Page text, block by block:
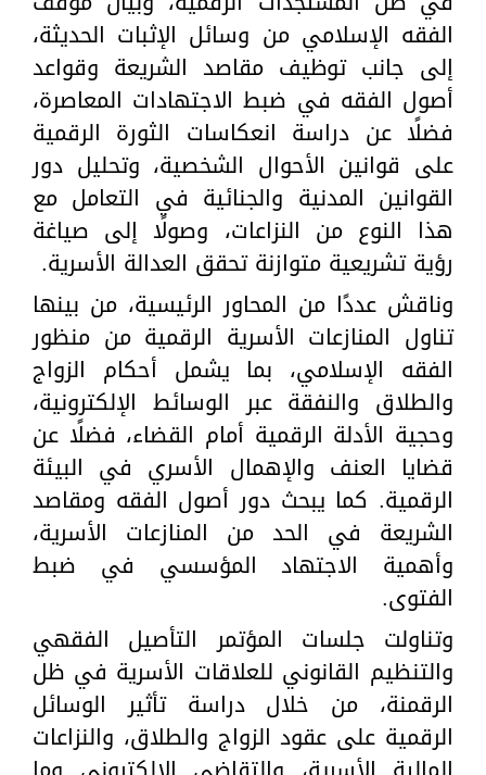
الفقه الإسلامي من وسائل الإثبات الحديثة،
إلى جانب توظيف مقاصد الشريعة وقواعد
أصول الفقه في ضبط الاجتهادات المعاصرة،
فضلًا عن دراسة انعكاسات الثورة الرقمية
على قوانين الأحوال الشخصية، وتحليل دور
القوانين المدنية والجنائية في التعامل مع
هذا النوع من النزاعات، وصولًا إلى صياغة
رؤية تشريعية متوازنة تحقق العدالة الأسرية.
وناقش عددًا من المحاور الرئيسية، من بينها
تناول المنازعات الأسرية الرقمية من منظور
الفقه الإسلامي، بما يشمل أحكام الزواج
والطلاق والنفقة عبر الوسائط الإلكترونية،
وحجية الأدلة الرقمية أمام القضاء، فضلًا عن
قضايا العنف والإهمال الأسري في البيئة
الرقمية. كما يبحث دور أصول الفقه ومقاصد
الشريعة في الحد من المنازعات الأسرية،
وأهمية الاجتهاد المؤسسي في ضبط
الفتوى.
وتناولت جلسات المؤتمر التأصيل الفقهي
والتنظيم القانوني للعلاقات الأسرية في ظل
الرقمنة، من خلال دراسة تأثير الوسائل
الرقمية على عقود الزواج والطلاق، والنزاعات